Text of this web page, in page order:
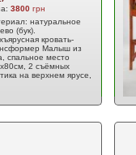
3800 грн
натуральное
(бук).
кровать-
Малыш из
спальное место
2 съёмных
на верхнем ярусе,